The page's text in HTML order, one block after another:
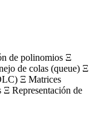
de polinomios Ξ
de colas (queue) Ξ
Ξ Matrices
Ξ Representación de